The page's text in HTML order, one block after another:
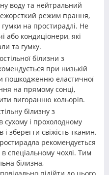
воду та нейтральний
режим прання,
на простирадлі. Не
або кондиціонери, які
та гумку.
білизни з
при низькій
пошкодженню еластичної
на прямому сонці,
вигоранню кольорів.
білизну з
сухому і прохолодному
зберегти свіжість тканин.
рекомендується
спеціальному чохлі. Тим
білизна,